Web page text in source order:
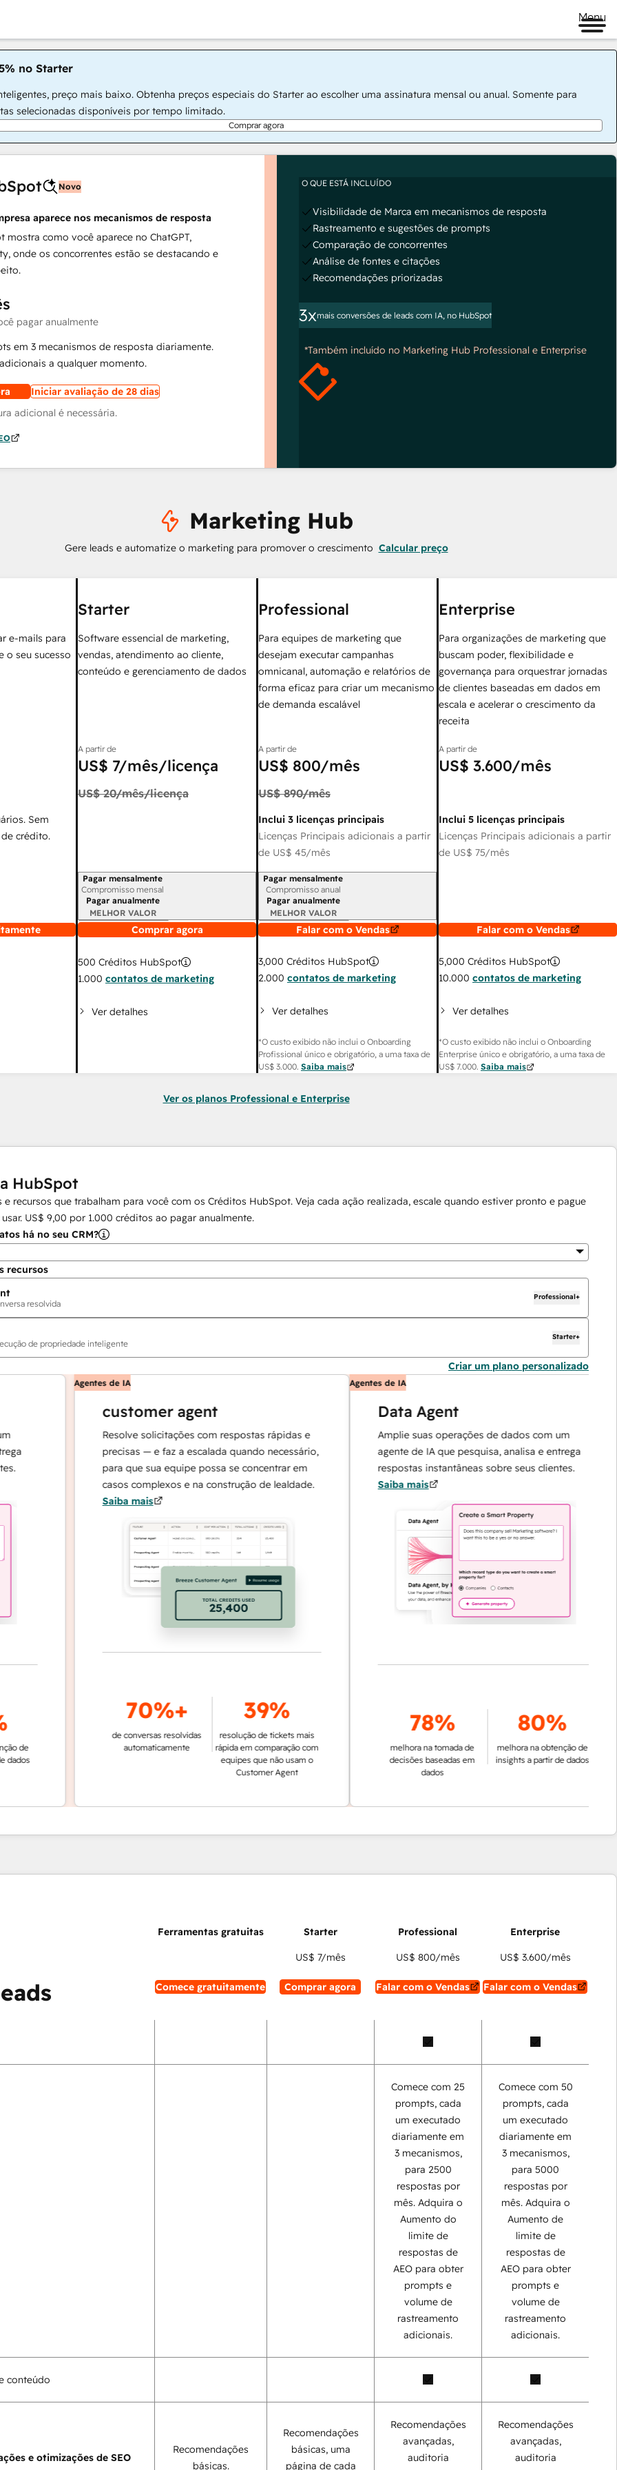
Menu
no Starter
preço mais baixo. Obtenha preços especiais do Starter ao escolher uma assinatura mensal ou anual. Somente para
selecionadas disponíveis por tempo limitado.
Comprar agora
Novo
aparece nos mecanismos de resposta
mostra como você aparece no ChatGPT,
onde os concorrentes estão se destacando e
pagar anualmente
em 3 mecanismos de resposta diariamente.
a qualquer momento.
Iniciar avaliação de 28 dias
adicional é necessária.
O QUE ESTÁ INCLUÍDO
Visibilidade de Marca em mecanismos de resposta
Rastreamento e sugestões de prompts
Comparação de concorrentes
Análise de fontes e citações
Recomendações priorizadas
3xmais conversões de leads com IA, no HubSpot
*Também incluído no Marketing Hub Professional e Enterprise
Marketing Hub
Gere leads e automatize o marketing para promover o crescimento Calcular preço
e-mails para
o seu sucesso
Sem
crédito.
Starter
Software essencial de marketing,
vendas, atendimento ao cliente,
conteúdo e gerenciamento de dados
A partir de
US$ 7/mês/licença
US$ 20/mês/licença
Período de cobrança
Pagar mensalmente
Compromisso mensal
Pagar anualmente
MELHOR VALOR
Comprar agora
500 Créditos HubSpot
1.000 contatos de marketing
Ver detalhes
Professional
Para equipes de marketing que
desejam executar campanhas
omnicanal, automação e relatórios de
forma eficaz para criar um mecanismo
de demanda escalável
A partir de
US$ 800/mês
US$ 890/mês
Inclui 3 licenças principais
Licenças Principais adicionais a partir
de US$ 45/mês
Período de cobrança
Pagar mensalmente
Compromisso anual
Pagar anualmente
MELHOR VALOR
Falar com o Vendas
3,000 Créditos HubSpot
2.000 contatos de marketing
Ver detalhes
*O custo exibido não inclui o Onboarding
Profissional único e obrigatório, a uma taxa de
US$ 3.000. Saiba mais
Enterprise
Para organizações de marketing que
buscam poder, flexibilidade e
governança para orquestrar jornadas
de clientes baseadas em dados em
escala e acelerar o crescimento da
receita
A partir de
US$ 3.600/mês
Inclui 5 licenças principais
Licenças Principais adicionais a partir
de US$ 75/mês
Falar com o Vendas
5,000 Créditos HubSpot
10.000 contatos de marketing
Ver detalhes
*O custo exibido não inclui o Onboarding
Enterprise único e obrigatório, a uma taxa de
US$ 7.000. Saiba mais
Ver os planos Professional e Enterprise
HubSpot
e recursos que trabalham para você com os Créditos HubSpot. Veja cada ação realizada, escale quando estiver pronto e pague
US$ 9,00 por 1.000 créditos ao pagar anualmente.
há no seu CRM?
recursos
resolvida
Professional+
de propriedade inteligente
Starter+
Criar um plano personalizado
Agentes de IA
customer agent
Resolve solicitações com respostas rápidas e
precisas — e faz a escalada quando necessário,
para que sua equipe possa se concentrar em
casos complexos e na construção de lealdade.
Saiba mais
70%+
de conversas resolvidas
automaticamente
39%
resolução de tickets mais
rápida em comparação com
equipes que não usam o
Customer Agent
Agentes de IA
Data Agent
Amplie suas operações de dados com um
agente de IA que pesquisa, analisa e entrega
respostas instantâneas sobre seus clientes.
Saiba mais
78%
melhora na tomada de
decisões baseadas em
80%
melhora na obtenção de
insights a partir de dados
Comece gratuitamente
US$ 7/mês
Comprar agora
US$ 800/mês
Falar com o Vendas
US$ 3.600/mês
Falar com o Vendas
Comece com 25
prompts, cada
um executado
diariamente em
3 mecanismos,
para 2500
respostas por
mês. Adquira o
Aumento do
limite de
respostas de
AEO para obter
prompts e
volume de
rastreamento
adicionais.
Comece com 50
prompts, cada
um executado
diariamente em
3 mecanismos,
para 5000
respostas por
mês. Adquira o
Aumento de
limite de
respostas de
AEO para obter
prompts e
volume de
rastreamento
adicionais.
conteúdo
e otimizações de SEO
Recomendações
básicas.
Recomendações
básicas, uma
página de cada
Recomendações
avançadas,
auditoria
Recomendações
avançadas,
auditoria